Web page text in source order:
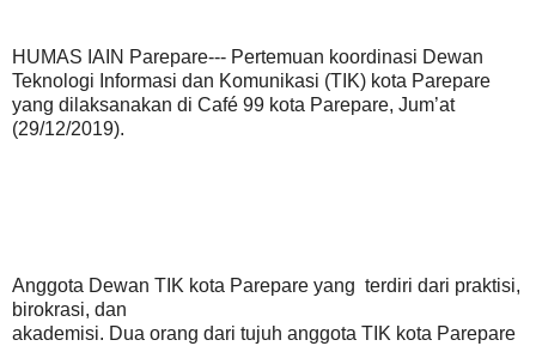
HUMAS IAIN Parepare--- Pertemuan koordinasi Dewan
Teknologi Informasi dan Komunikasi (TIK) kota Parepare
yang dilaksanakan di Café 99 kota Parepare, Jum’at
(29/12/2019).
Anggota Dewan TIK kota Parepare yang terdiri dari praktisi,
birokrasi, dan
akademisi. Dua orang dari tujuh anggota TIK kota Parepare